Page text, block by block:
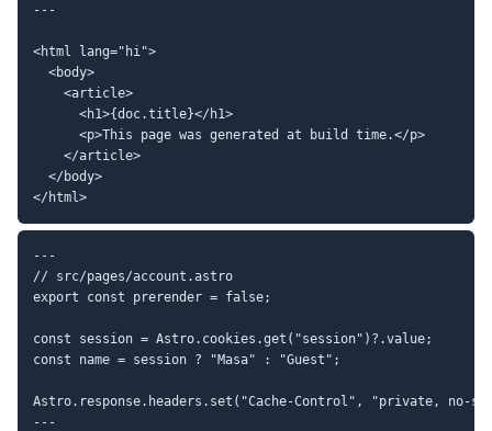
---
<html lang="hi">
  <body>
    <article>
      <h1>{doc.title}</h1>
      <p>This page was generated at build time.</p>
    </article>
  </body>
---
// src/pages/account.astro
export const prerender = false;
const session = Astro.cookies.get("session")?.value;
const name = session ? "Masa" : "Guest";
Astro.response.headers.set("Cache-Control", "private, no-
---